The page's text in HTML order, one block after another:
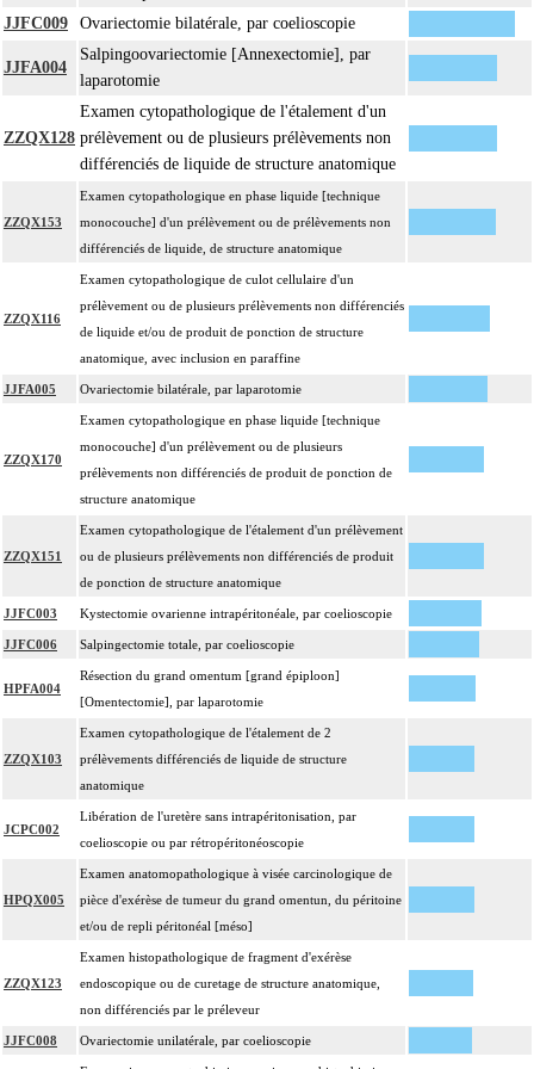
8.1.9
ou sans photographie, l'interprétation, les éventuels réexamens aux divers stades
de réalisation, le compte rendu, le codage
Avec ou sans : coloration spéciale
coupes sériées
empreinte par apposition cellulaire
écrasis cellulaire
8.1.9
L'examen anatomopathologique à visée carcinologique, inclut : l'examen
anatomopathologique de lésion cancéreuse de découverte fortuite lors de
l'intervention ou de l'examen anatomopathologique
À l'exclusion de : examen anatomopathologique de lésion précancéreuse
de découverte fortuite lors de l'examen anatomopathologique
L'examen cytopathologique d'un prélèvement inclut : la préparation de
l'échantillon, sa fixation, la préparation microscopique avec une coloration
standard, avec ou sans photographie, l'interprétation, les éventuels réexamens
aux divers stades de réalisation, le compte rendu et le codage
Facturation :
un seul acte peut être facturé que l'exérèse soit monobloc ou en fragments non
différenciés par le préleveur, partielle ou totale, pour chaque structure
Facturation :
un seul acte peut être facturé que l'exérèse soit monobloc ou en fragments non
différenciés par le préleveur, partielle ou totale, pour chaque structure
À l'exclusion de : actes concernant la procréation et la grossesse (cf chapitre 09)
Les actes sur la cavité de l'abdomen, par abord direct incluent l'évacuation de
JJFC009
Ovariectomie bilatérale, par coelioscopie
JJFA004
Salpingoovariectomie [Annexectomie], par
laparotomie
ZZQX128
Examen cytopathologique de l'étalement d'un
prélèvement ou de plusieurs prélèvements non
différenciés de liquide de structure anatomique
ZZQX153
Examen cytopathologique en phase liquide [technique
monocouche] d'un prélèvement ou de prélèvements non
différenciés de liquide, de structure anatomique
ZZQX116
Examen cytopathologique de culot cellulaire d'un
prélèvement ou de plusieurs prélèvements non différenciés
de liquide et/ou de produit de ponction de structure
anatomique, avec inclusion en paraffine
JJFA005 Ovariectomie bilatérale, par laparotomie
ZZQX170
Examen cytopathologique en phase liquide [technique
monocouche] d'un prélèvement ou de plusieurs
prélèvements non différenciés de produit de ponction de
structure anatomique
ZZQX151
Examen cytopathologique de l'étalement d'un prélèvement
ou de plusieurs prélèvements non différenciés de produit
de ponction de structure anatomique
JJFC003 Kystectomie ovarienne intrapéritonéale, par coelioscopie
JJFC006 Salpingectomie totale, par coelioscopie
HPFA004
Résection du grand omentum [grand épiploon]
[Omentectomie], par laparotomie
ZZQX103
Examen cytopathologique de l'étalement de 2
prélèvements différenciés de liquide de structure
anatomique
JCPC002
Libération de l'uretère sans intrapéritonisation, par
coelioscopie ou par rétropéritonéoscopie
HPQX005
Examen anatomopathologique à visée carcinologique de
pièce d'exérèse de tumeur du grand omentun, du péritoine
et/ou de repli péritonéal [méso]
ZZQX123
Examen histopathologique de fragment d'exérèse
endoscopique ou de curetage de structure anatomique,
non différenciés par le préleveur
JJFC008 Ovariectomie unilatérale, par coelioscopie